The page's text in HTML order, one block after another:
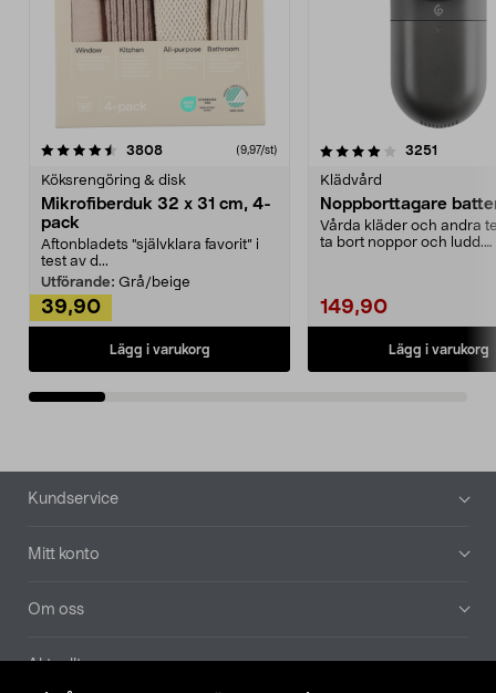
3808recensioner (9,97/st)
Köksrengöring & disk
Mikrofiberduk 32 x 31 cm, 4-
pack
Aftonbladets "självklara favorit” i
test av d...
Utförande: Grå/beige
39,90
Lägg i varukorg
4.0av 5 stjärnor 3251
Klädvård
Noppborttagare
Vårda kläder och andra
ta bort noppor och ludd.
149,90
Lägg i varukorg
4.5av 5 stjärnor
Sidfot
Kundservice
Mitt konto
Om oss
Aktuellt